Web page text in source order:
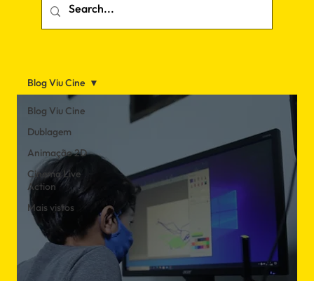
Blog Viu Cine
Dublagem
Animação 2D
Cinema Live
Action
Mais vistos
Blog Viu Cine